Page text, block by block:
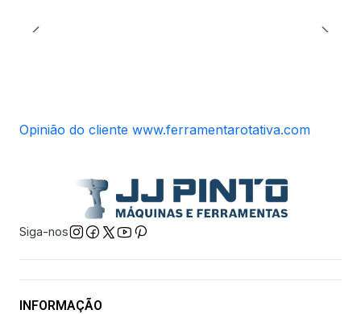
Opinião do cliente www.ferramentarotativa.com
Siga-nos
INFORMAÇÃO